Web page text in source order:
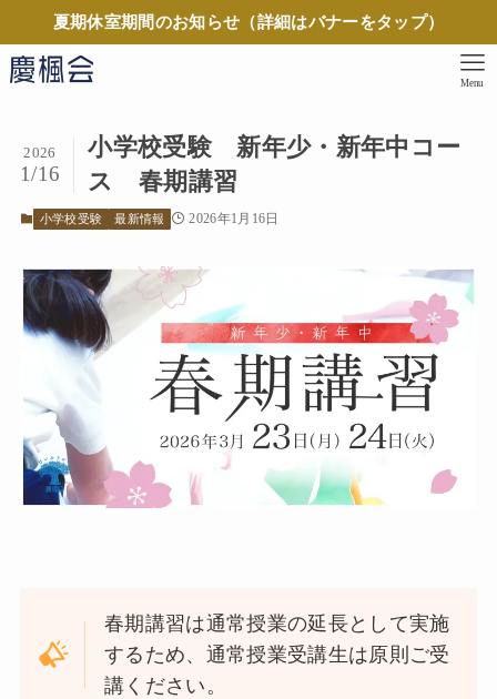
夏期休室期間のお知らせ（詳細はバナーをタップ）
Menu
小学校受験 新年少・新年中コー
ス 春期講習
2026
1/16
小学校受験 最新情報 2026年1月16日
春期講習は通常授業の延長として実施
するため、通常授業受講生は原則ご受
講ください。